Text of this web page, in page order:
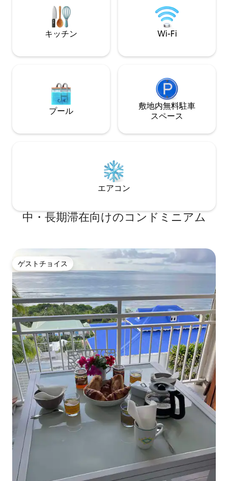
トは大人2名様と
満）用です。
キッチン Wi-Fi
プール
敷地内無料駐⁠車
ス⁠ペ⁠ー⁠ス
エアコン
中・長期滞在向けのコンドミニアム
ゲストチョイス
ゲストチョイス